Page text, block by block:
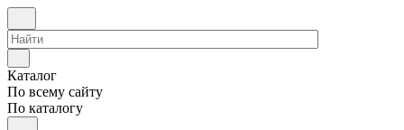
Каталог
По всему сайту
По каталогу